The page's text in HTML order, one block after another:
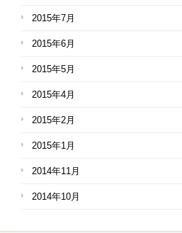
2015年7月
2015年6月
2015年5月
2015年4月
2015年2月
2015年1月
2014年11月
2014年10月